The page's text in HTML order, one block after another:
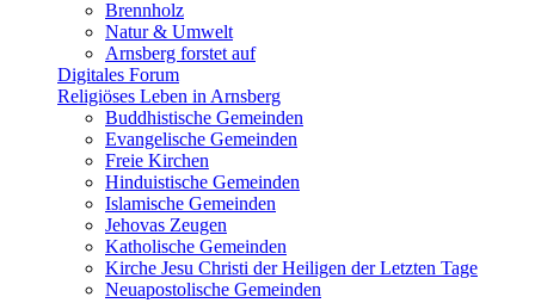
Brennholz
Natur & Umwelt
Arnsberg forstet auf
Digitales Forum
Religiöses Leben in Arnsberg
Buddhistische Gemeinden
Evangelische Gemeinden
Freie Kirchen
Hinduistische Gemeinden
Islamische Gemeinden
Jehovas Zeugen
Katholische Gemeinden
Kirche Jesu Christi der Heiligen der Letzten Tage
Neuapostolische Gemeinden